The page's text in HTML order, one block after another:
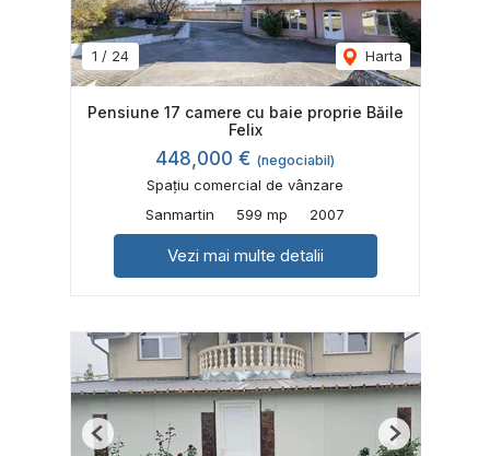
1 / 24 Harta
Pensiune 17 camere cu baie proprie Băile
Felix
448,000 € (negociabil)
Spațiu comercial de vânzare
Sanmartin
599 mp 2007
Vezi mai multe detalii
Previous Next